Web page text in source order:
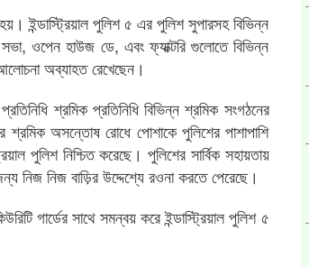
ইন্ডাস্ট্রিয়াল পুলিশ ৫ এর পুলিশ সুপারসহ বিভিন্ন
সভা, ওপেন হাউজ ডে, এবং ফ্যাক্টরি গুলোতে বিভিন্ন
অব্যাহত রেখেছেন।
শ্রমিক প্রতিনিধি বিভিন্ন শ্রমিক সংগঠনের
অসন্তোষ রোধে পোশাকে পুলিশের পাশাপাশি
পুলিশ নিশ্চিত করেছে। পুলিশের সার্বিক সহায়তায়
নিজ নিজ বাড়ির উদ্দেশ্যে রওনা করতে পেরেছে।
গার্ডের সাথে সমন্বয় করে ইন্ডাস্ট্রিয়াল পুলিশ ৫